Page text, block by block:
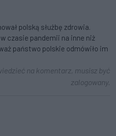
polską służbę zdrowia.
czasie pandemii na inne niż
państwo polskie odmówiło im
na komentarz, musisz być
zalogowany.